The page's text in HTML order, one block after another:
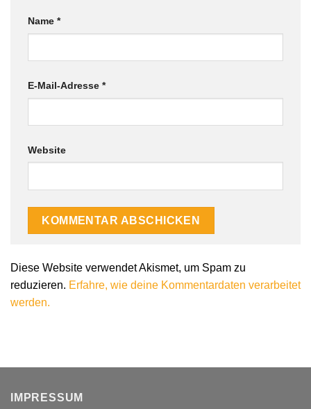
Name *
E-Mail-Adresse *
Website
Diese Website verwendet Akismet, um Spam zu
reduzieren. Erfahre, wie deine Kommentardaten verarbeitet
werden.
IMPRESSUM